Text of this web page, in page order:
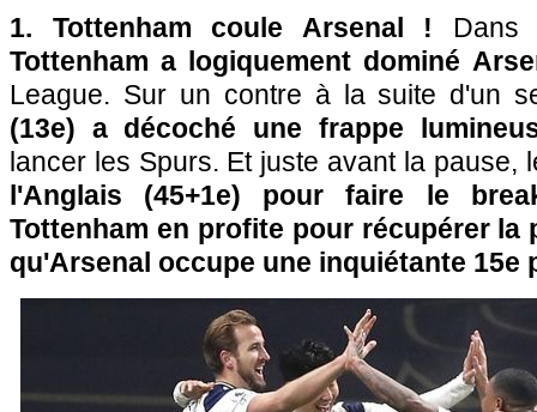
1. Tottenham coule Arsenal ! Dans
Tottenham a logiquement dominé
League. Sur un contre à la suite d'un
(13e) a décoché une frappe
lancer les Spurs. Et juste avant la pause,
l'Anglais (45+1e) pour faire le
Tottenham en profite pour récupérer la
qu'Arsenal occupe une inquiétante 15e